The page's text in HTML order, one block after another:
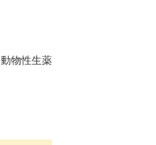
動物性生薬